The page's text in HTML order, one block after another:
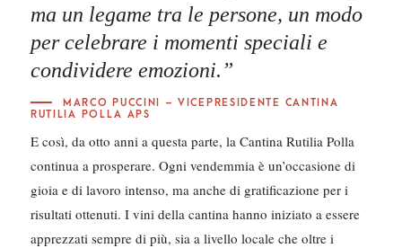
ma un legame tra le persone, un modo
per celebrare i momenti speciali e
condividere emozioni.”
MARCO PUCCINI – VICEPRESIDENTE CANTINA
RUTILIA POLLA APS
E così, da otto anni a questa parte, la Cantina Rutilia Polla
continua a prosperare. Ogni vendemmia è un’occasione di
gioia e di lavoro intenso, ma anche di gratificazione per i
risultati ottenuti. I vini della cantina hanno iniziato a essere
apprezzati sempre di più, sia a livello locale che oltre i